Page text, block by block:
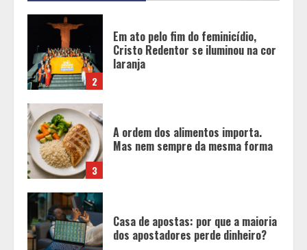
3
A ordem dos alimentos importa.
Mas nem sempre da mesma forma
4
Casa de apostas: por que a maioria
dos apostadores perde dinheiro?
de vestuário, lista reúne diversas
opções para presentear neste Dia